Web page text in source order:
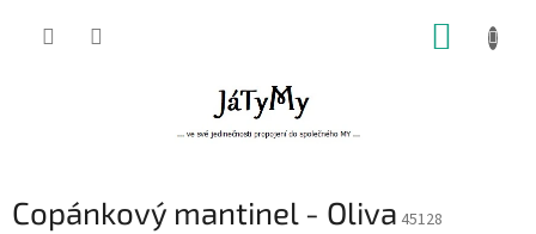
Copánkový mantinel - Oliva 45128